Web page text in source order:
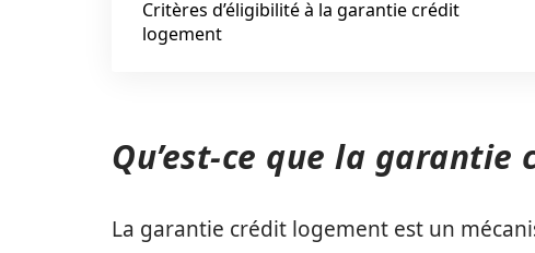
Critères d’éligibilité à la garantie crédit
logement
Qu’est-ce que la
La garantie crédit logement est un